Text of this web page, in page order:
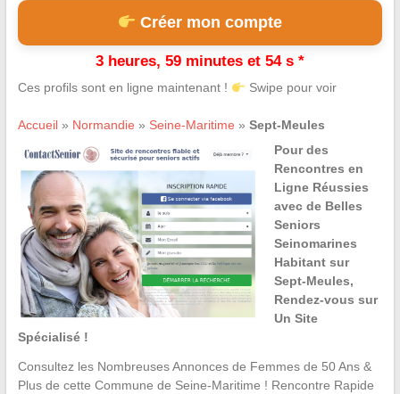
Créer mon compte
3 heures, 59 minutes et 54 s *
Ces profils sont en ligne maintenant ! Swipe pour voir
Accueil» Normandie » Seine-Maritime » Sept-Meules
Pour des
Rencontres en
Ligne Réussies
avec de Belles
Seniors
Seinomarines
Habitant sur
Sept-Meules,
Rendez-vous sur
Un Site
Spécialisé !
Consultez les Nombreuses Annonces de Femmes de 50 Ans &
Plus de cette Commune de Seine-Maritime ! Rencontre Rapide